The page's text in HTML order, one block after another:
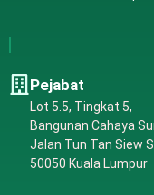
Pejabat
Lot 5.5, Tingkat 5,
Bangunan Cahaya
Jalan Tun Tan Siew
50050 Kuala Lumpur